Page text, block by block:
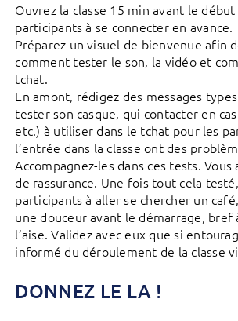
Ouvrez la classe 15 min avant le
participants à se connecter en avance.
Préparez un visuel de bienvenue afin
comment tester le son, la vidéo et
tchat.
En amont, rédigez des messages
tester son casque, qui contacter en
etc.) à utiliser dans le tchat pour les
l’entrée dans la classe ont des
Accompagnez-les dans ces tests. Vous
de rassurance. Une fois tout cela
participants à aller se chercher un
une douceur avant le démarrage, bref
l’aise. Validez avec eux que si
informé du déroulement de la classe
DONNEZ LE LA !